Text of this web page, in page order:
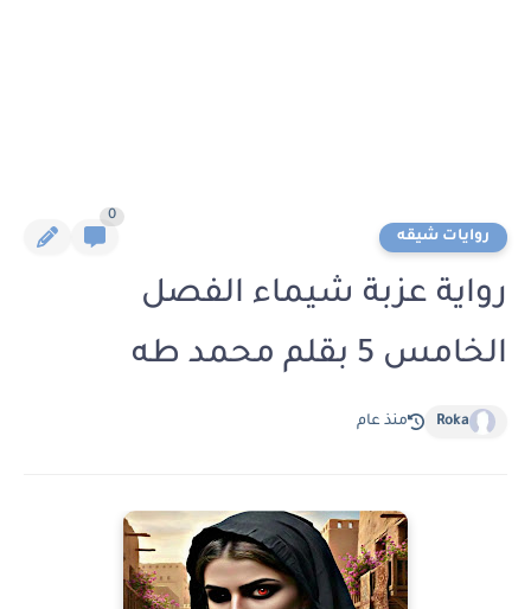
روايات شيقه
0
رواية عزبة شيماء الفصل
الخامس 5 بقلم محمد طه
Roka منذ عام